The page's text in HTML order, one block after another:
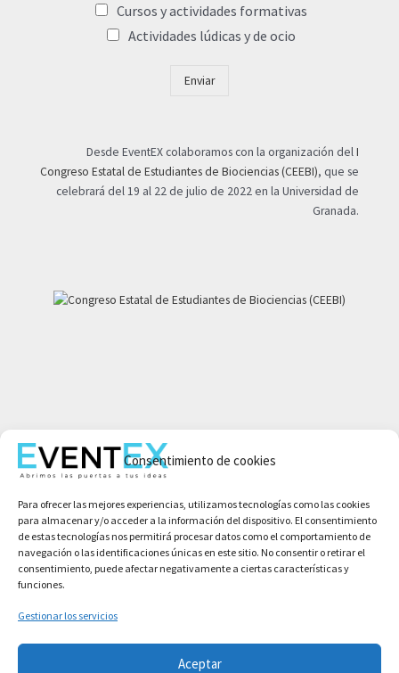
Consentimiento de cookies
Para ofrecer las mejores experiencias, utilizamos tecnologías como las cookies
para almacenar y/o acceder a la información del dispositivo. El consentimiento
de estas tecnologías nos permitirá procesar datos como el comportamiento de
navegación o las identificaciones únicas en este sitio. No consentir o retirar el
consentimiento, puede afectar negativamente a ciertas características y
funciones.
Gestionar los servicios
Aceptar
Cursos y actividades formativas
Actividades lúdicas y de ocio
Enviar
Desde EventEX colaboramos con la organización delI
Congreso Estatal de Estudiantes de Biociencias (CEEBI), que se
celebrará del 19 al 22 de julio de 2022 en la Universidad de
Granada.
Aviso legal
Política de privacidad
Condiciones de compra
Política de cookies